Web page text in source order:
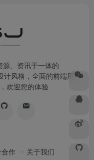
、资讯于一体的
风格，全面的前端用
欢迎您的体验
合作 关于我们